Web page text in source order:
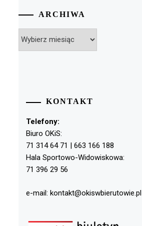
ARCHIWA
KONTAKT
Telefony:
Biuro OKiS:
71 314 64 71 | 663 166 188
Hala Sportowo-Widowiskowa:
71 396 29 56
e-mail: kontakt@okiswbierutowie.pl